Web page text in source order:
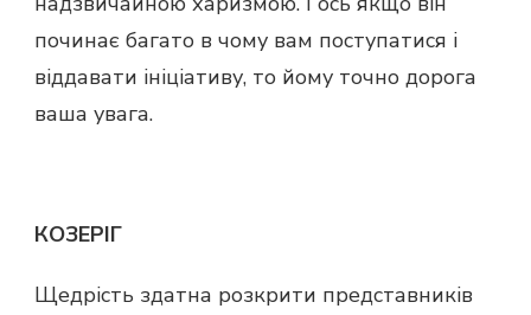
починає багато в чому вам поступатися і
віддавати ініціативу, то йому точно дорога
ваша увага.
КОЗЕРІГ
Щедрість здатна розкрити представників